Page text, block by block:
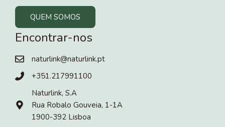
QUEM SOMOS
Encontrar-nos
naturlink@naturlink.pt
+351.217991100
Naturlink, S.A
Rua Robalo Gouveia, 1-1A
1900-392 Lisboa